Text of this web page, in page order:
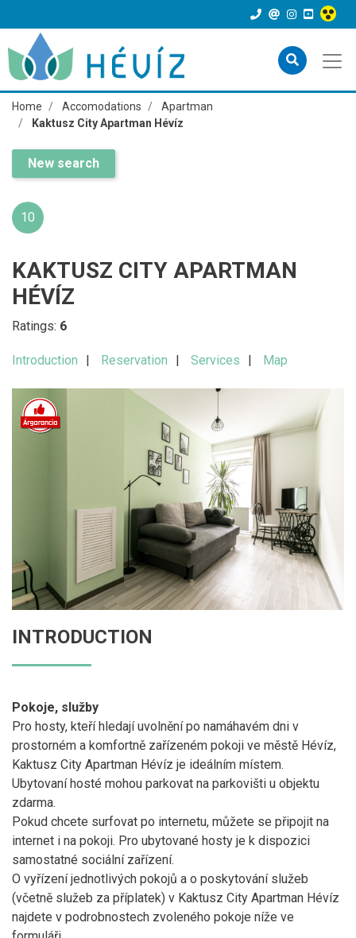
Home Accomodations
Apartman
Kaktusz City Apartman Hévíz
New search
10
KAKTUSZ CITY APARTMAN
HÉVÍZ
Ratings: 6
Introduction Reservation Services Map
INTRODUCTION
Pokoje, služby
Pro hosty, kteří hledají uvolnění po namáhavém dni v
prostorném a komfortně zařízeném pokoji ve městě Hévíz,
Kaktusz City Apartman Hévíz je ideálním místem.
Ubytovaní hosté mohou parkovat na parkovišti u objektu
zdarma.
Pokud chcete surfovat po internetu, můžete se připojit na
internet i na pokoji. Pro ubytované hosty je k dispozici
samostatné sociální zařízení.
O vyřízení jednotlivých pokojů a o poskytování služeb
(včetně služeb za příplatek) v Kaktusz City Apartman Hévíz
najdete v podrobnostech zvoleného pokoje níže ve